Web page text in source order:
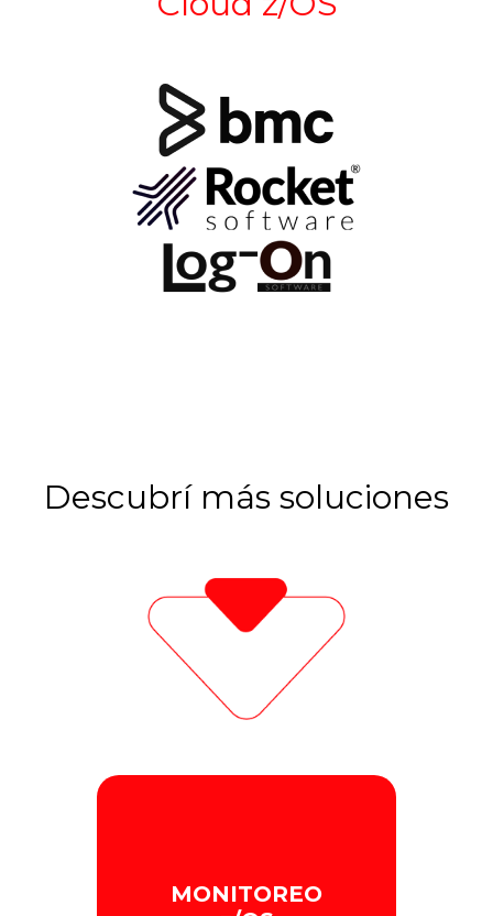
Descubrí más soluciones
MONITOREO